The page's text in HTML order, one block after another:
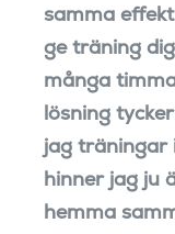
samma
ge träning
många
lösning
jag träningar
hinner jag ju
hemma